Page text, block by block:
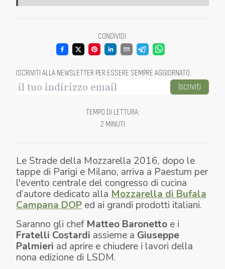
CONDIVIDI:
ISCRIVITI ALLA NEWSLETTER PER ESSERE SEMPRE AGGIORNATO:
Iscriviti
TEMPO DI LETTURA:
2 MINUTI
Le Strade della Mozzarella 2016, dopo le
tappe di Parigi e Milano, arriva a Paestum per
l'evento centrale del congresso di cucina
d’autore dedicato alla Mozzarella di Bufala
Campana DOP ed ai grandi prodotti italiani.
Saranno gli chef Matteo Baronetto e i
Fratelli Costardi assieme a Giuseppe
Palmieri ad aprire e chiudere i lavori della
nona edizione di LSDM.